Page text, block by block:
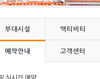
부대시설 액티비티
예약안내 고객센터